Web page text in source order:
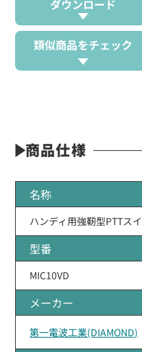
ダウンロード
類似商品をチェック
商品仕様
名称
ハンディ用強靭型PTTス
型番
MIC10VD
メーカー
第一電波工業(DIAMOND)